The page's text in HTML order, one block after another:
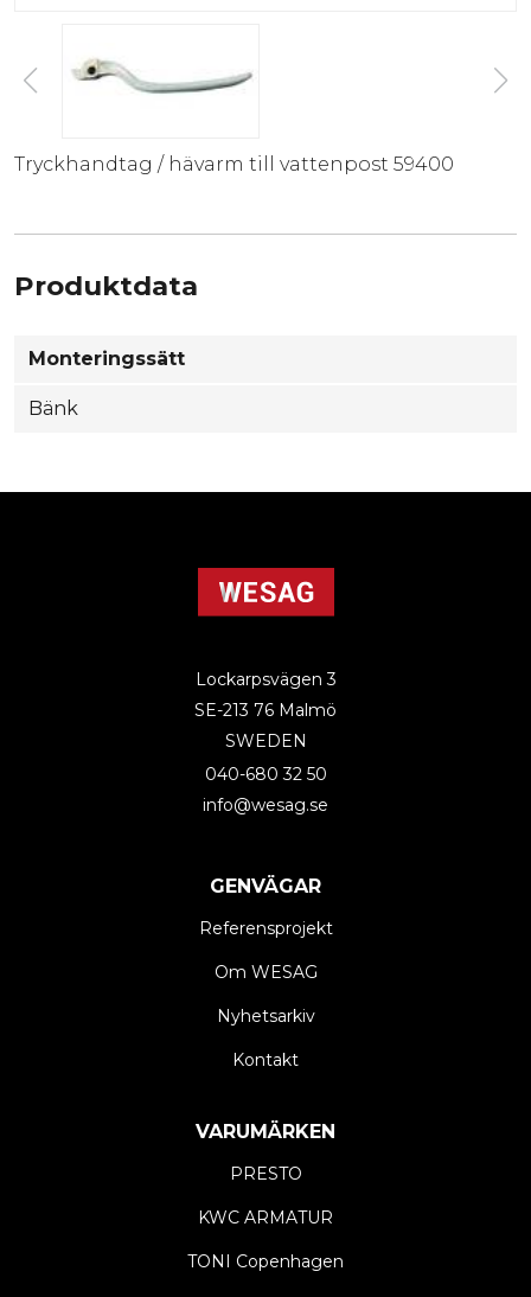
Tryckhandtag / hävarm till vattenpost 59400
Produktdata
Monteringssätt
Bänk
Lockarpsvägen 3
SE-213 76 Malmö
SWEDEN
040-680 32 50
info@wesag.se
GENVÄGAR
Referensprojekt
Om WESAG
Nyhetsarkiv
Kontakt
VARUMÄRKEN
PRESTO
KWC ARMATUR
TONI Copenhagen